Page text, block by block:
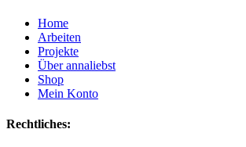
Home
Arbeiten
Projekte
Über annaliebst
Shop
Mein Konto
Rechtliches: